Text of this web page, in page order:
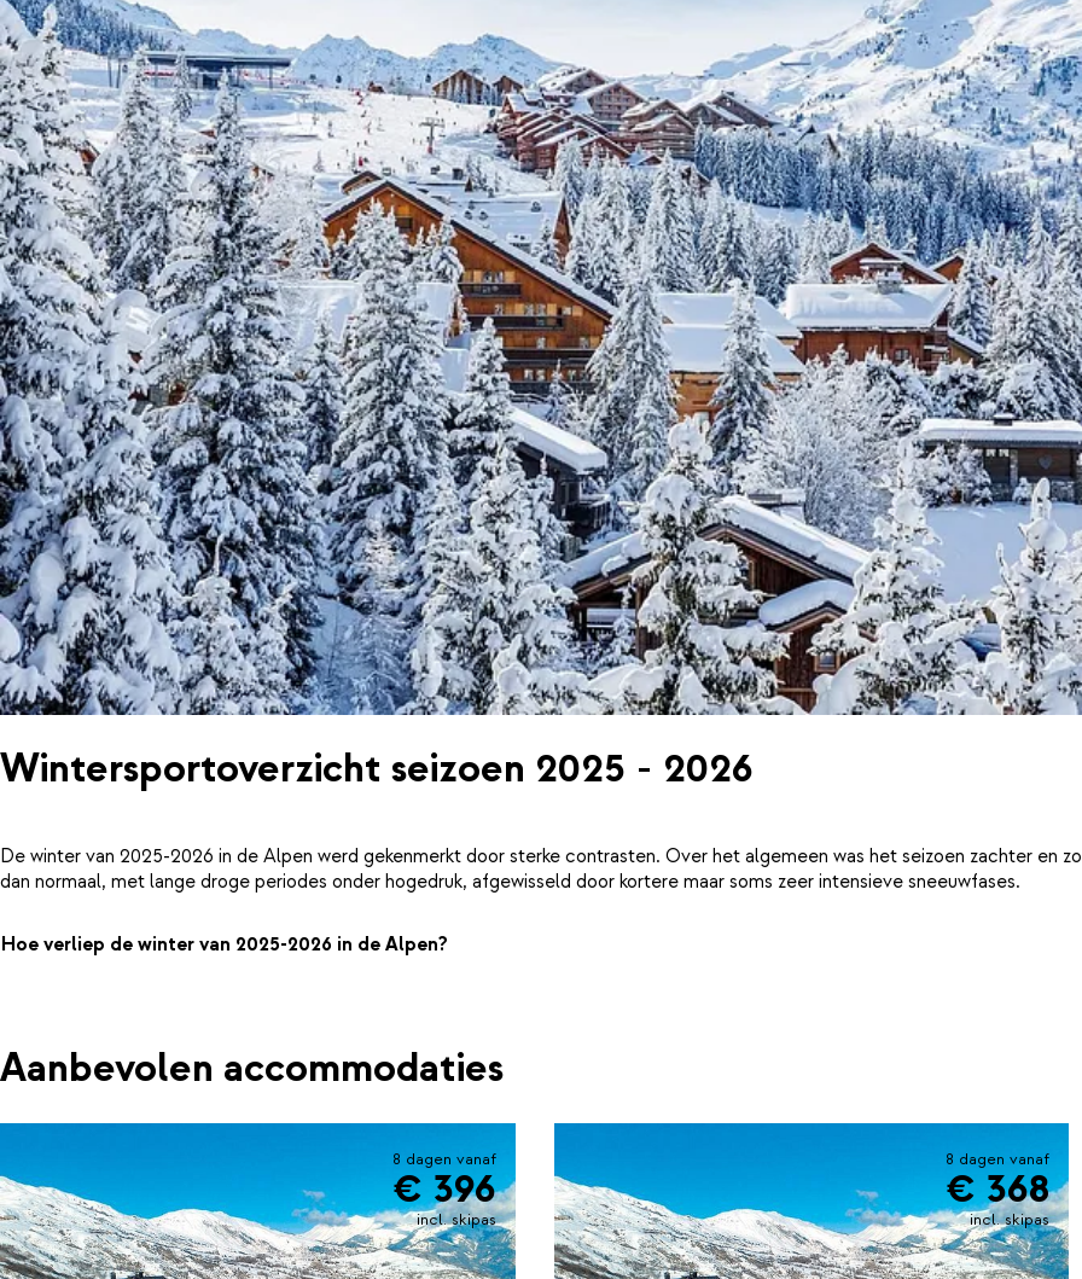
Wintersportoverzicht seizoen 2025 - 2026
De winter van 2025-2026 in de Alpen werd gekenmerkt door sterke contrasten. Over het algemeen was het seizoen zachter en
dan normaal, met lange droge periodes onder hogedruk, afgewisseld door kortere maar soms zeer intensieve sneeuwfases.
Hoe verliep de winter van 2025-2026 in de Alpen?
Aanbevolen accommodaties
8 dagen vanaf
€ 396
incl. skipas
8 dagen vanaf
€ 368
incl. skipas